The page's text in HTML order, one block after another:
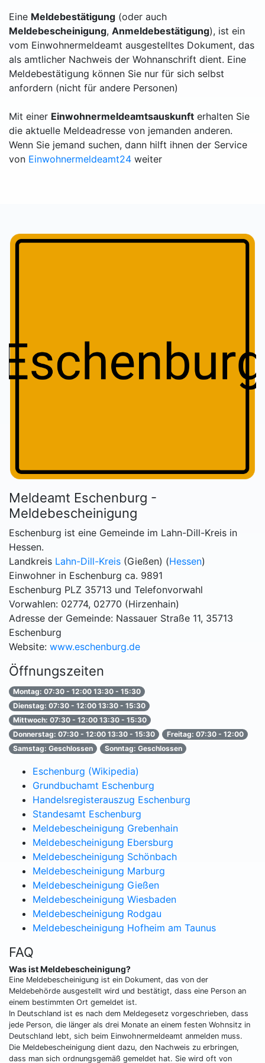
Eine Meldebestätigung (oder auch
Meldebescheinigung, Anmeldebestätigung), ist ein
vom Einwohnermeldeamt ausgestelltes Dokument, das
als amtlicher Nachweis der Wohnanschrift dient. Eine
Meldebestätigung können Sie nur für sich selbst
anfordern (nicht für andere Personen)
Mit einer Einwohnermeldeamtsauskunft erhalten Sie
die aktuelle Meldeadresse von jemanden anderen.
Wenn Sie jemand suchen, dann hilft ihnen der Service
von Einwohnermeldeamt24 weiter
Meldeamt Eschenburg -
Meldebescheinigung
Eschenburg ist eine Gemeinde im Lahn-Dill-Kreis in
Hessen.
Landkreis Lahn-Dill-Kreis (Gießen) (Hessen)
Einwohner in Eschenburg ca. 9891
Eschenburg PLZ 35713 und Telefonvorwahl
Vorwahlen: 02774, 02770 (Hirzenhain)
Adresse der Gemeinde: Nassauer Straße 11, 35713
Eschenburg
Website: www.eschenburg.de
Öffnungszeiten
Montag: 07:30 - 12:00 13:30 - 15:30
Dienstag: 07:30 - 12:00 13:30 - 15:30
Mittwoch: 07:30 - 12:00 13:30 - 15:30
Donnerstag: 07:30 - 12:00 13:30 - 15:30
Freitag: 07:30 - 12:00
Samstag: Geschlossen
Sonntag: Geschlossen
Eschenburg (Wikipedia)
Grundbuchamt Eschenburg
Handelsregisterauszug Eschenburg
Standesamt Eschenburg
Meldebescheinigung Grebenhain
Meldebescheinigung Ebersburg
Meldebescheinigung Schönbach
Meldebescheinigung Marburg
Meldebescheinigung Gießen
Meldebescheinigung Wiesbaden
Meldebescheinigung Rodgau
Meldebescheinigung Hofheim am Taunus
FAQ
Was ist Meldebescheinigung?
Eine Meldebescheinigung ist ein Dokument, das von der
Meldebehörde ausgestellt wird und bestätigt, dass eine Person an
einem bestimmten Ort gemeldet ist.
In Deutschland ist es nach dem Meldegesetz vorgeschrieben, dass
jede Person, die länger als drei Monate an einem festen Wohnsitz in
Deutschland lebt, sich beim Einwohnermeldeamt anmelden muss.
Die Meldebescheinigung dient dazu, den Nachweis zu erbringen,
dass man sich ordnungsgemäß gemeldet hat. Sie wird oft von